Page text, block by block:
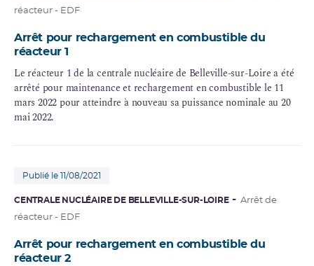
réacteur - EDF
Arrêt pour rechargement en combustible du
réacteur 1
Le réacteur 1 de la centrale nucléaire de Belleville-sur-Loire a été
arrêté pour maintenance et rechargement en combustible le 11
mars 2022 pour atteindre à nouveau sa puissance nominale au 20
mai 2022.
Publié le 11/08/2021
CENTRALE NUCLÉAIRE DE BELLEVILLE-SUR-LOIRE
Arrêt de
réacteur - EDF
Arrêt pour rechargement en combustible du
réacteur 2